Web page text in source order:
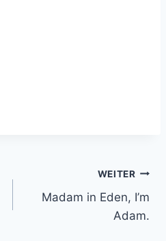
WEITER
Madam in Eden, I’m
Adam.